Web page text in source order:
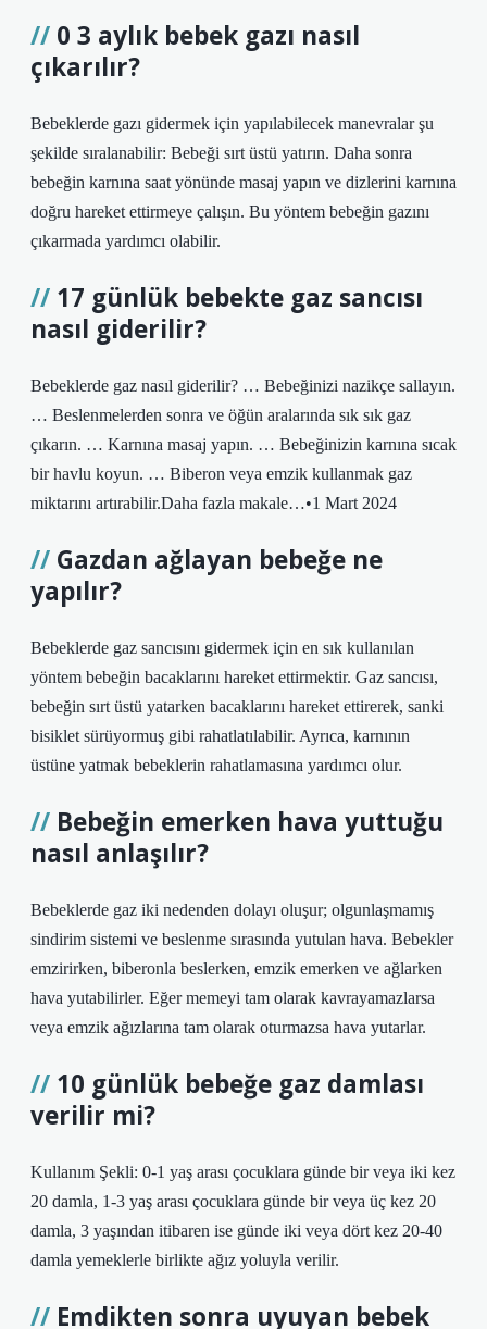
0 3 aylık bebek gazı nasıl
çıkarılır?
Bebeklerde gazı gidermek için yapılabilecek manevralar şu
şekilde sıralanabilir: Bebeği sırt üstü yatırın. Daha sonra
bebeğin karnına saat yönünde masaj yapın ve dizlerini karnına
doğru hareket ettirmeye çalışın. Bu yöntem bebeğin gazını
çıkarmada yardımcı olabilir.
17 günlük bebekte gaz sancısı
nasıl giderilir?
Bebeklerde gaz nasıl giderilir? … Bebeğinizi nazikçe sallayın.
… Beslenmelerden sonra ve öğün aralarında sık sık gaz
çıkarın. … Karnına masaj yapın. … Bebeğinizin karnına sıcak
bir havlu koyun. … Biberon veya emzik kullanmak gaz
miktarını artırabilir.Daha fazla makale…•1 Mart 2024
Gazdan ağlayan bebeğe ne
yapılır?
Bebeklerde gaz sancısını gidermek için en sık kullanılan
yöntem bebeğin bacaklarını hareket ettirmektir. Gaz sancısı,
bebeğin sırt üstü yatarken bacaklarını hareket ettirerek, sanki
bisiklet sürüyormuş gibi rahatlatılabilir. Ayrıca, karnının
üstüne yatmak bebeklerin rahatlamasına yardımcı olur.
Bebeğin emerken hava yuttuğu
nasıl anlaşılır?
Bebeklerde gaz iki nedenden dolayı oluşur; olgunlaşmamış
sindirim sistemi ve beslenme sırasında yutulan hava. Bebekler
emzirirken, biberonla beslerken, emzik emerken ve ağlarken
hava yutabilirler. Eğer memeyi tam olarak kavrayamazlarsa
veya emzik ağızlarına tam olarak oturmazsa hava yutarlar.
10 günlük bebeğe gaz damlası
verilir mi?
Kullanım Şekli: 0-1 yaş arası çocuklara günde bir veya iki kez
20 damla, 1-3 yaş arası çocuklara günde bir veya üç kez 20
damla, 3 yaşından itibaren ise günde iki veya dört kez 20-40
damla yemeklerle birlikte ağız yoluyla verilir.
Emdikten sonra uyuyan bebek